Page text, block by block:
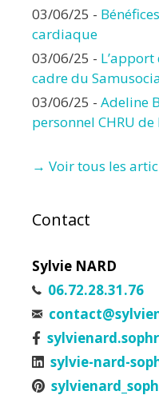
03/06/25 -
cardiaque
03/06/25 -
cadre du
03/06/25 - Adeline
personnel CHRU de
→ Voir tous les
Contact
Sylvie NARD
06.72.28.31.76
sylvie-nard-